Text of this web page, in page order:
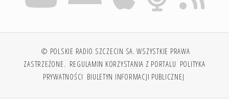
© POLSKIE RADIO SZCZECIN SA. WSZYSTKIE PRAWA
ZASTRZEŻONE. REGULAMIN KORZYSTANIA Z PORTALU POLITYKA
PRYWATNOŚCI BIULETYN INFORMACJI PUBLICZNEJ